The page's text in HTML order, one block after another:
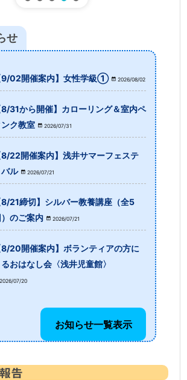
せ
9/02開催案内】女性学級① 2026/08/02
8/31から開催】カローリング＆室内ペ
ンク教室
2026/07/31
8/22開催案内】浅井サマーフェステ
バル
2026/07/21
8/21締切】シルバー教養講座（全5
）のご案内
2026/07/21
8/20開催案内】ボランティアの方に
るおはなし会〈浅井児童館〉
2026/07/20
お知らせ一覧表示
告